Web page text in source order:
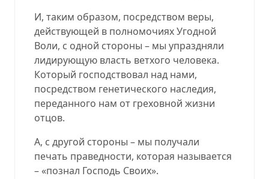
И, таким образом, посредством веры,
действующей в полномочиях Угодной
Воли, с одной стороны – мы упраздняли
лидирующую власть ветхого человека.
Который господствовал над нами,
посредством генетического наследия,
переданного нам от греховной жизни
отцов.
А, с другой стороны – мы получали
печать праведности, которая называется
– «познал Господь Своих».